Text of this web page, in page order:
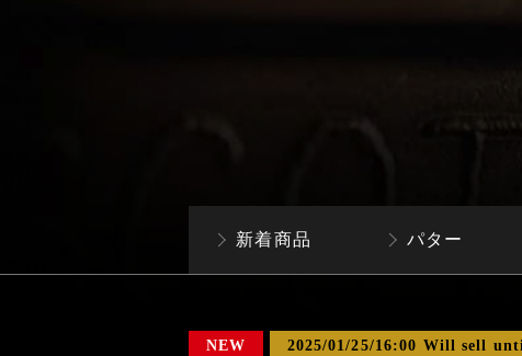
新着商品 パター
NEW 2025/01/25/16:00 Will sell